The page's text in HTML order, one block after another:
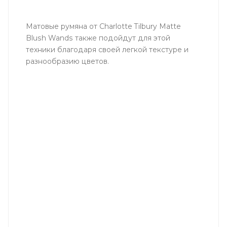
Матовые румяна от Charlotte Tilbury Matte
Blush Wands также подойдут для этой
техники благодаря своей легкой текстуре и
разнообразию цветов.